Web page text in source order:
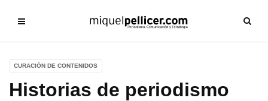
CURACIÓN DE CONTENIDOS
Historias de periodismo